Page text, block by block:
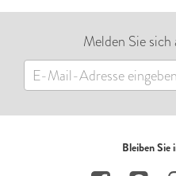
Melden Sie
Bleiben Sie